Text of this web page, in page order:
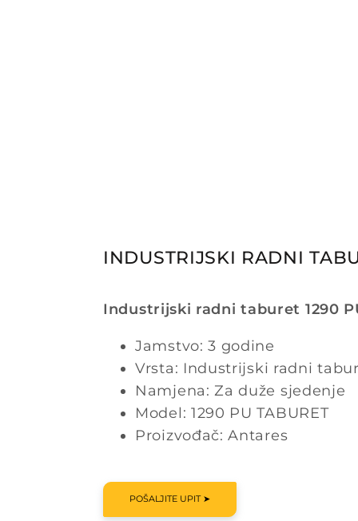
INDUSTRIJSKI RADNI
Industrijski radni taburet 1290
Jamstvo: 3 godine
Vrsta: Industrijski radni
Namjena: Za duže sjedenje
Model: 1290 PU TABURET
Proizvođač: Antares
POŠALJITE UPIT ➤